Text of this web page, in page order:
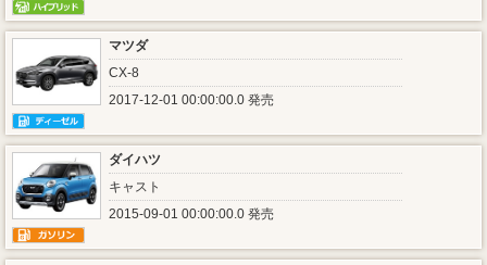
マツダ
CX-8
2017-12-01 00:00:00.0 発売
ダイハツ
キャスト
2015-09-01 00:00:00.0 発売